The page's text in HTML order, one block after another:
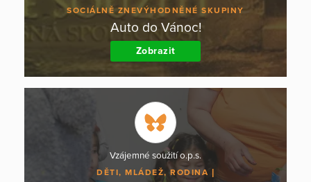
SOCIÁLNĚ ZNEVÝHODNĚNÉ SKUPINY
Auto do Vánoc!
Zobrazit
Vzájemné soužití o.p.s.
DĚTI, MLÁDEŽ, RODINA